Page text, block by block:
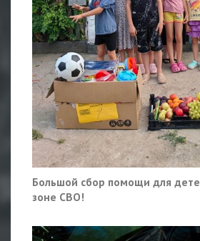
Большой сбор помощи для
зоне СВО!